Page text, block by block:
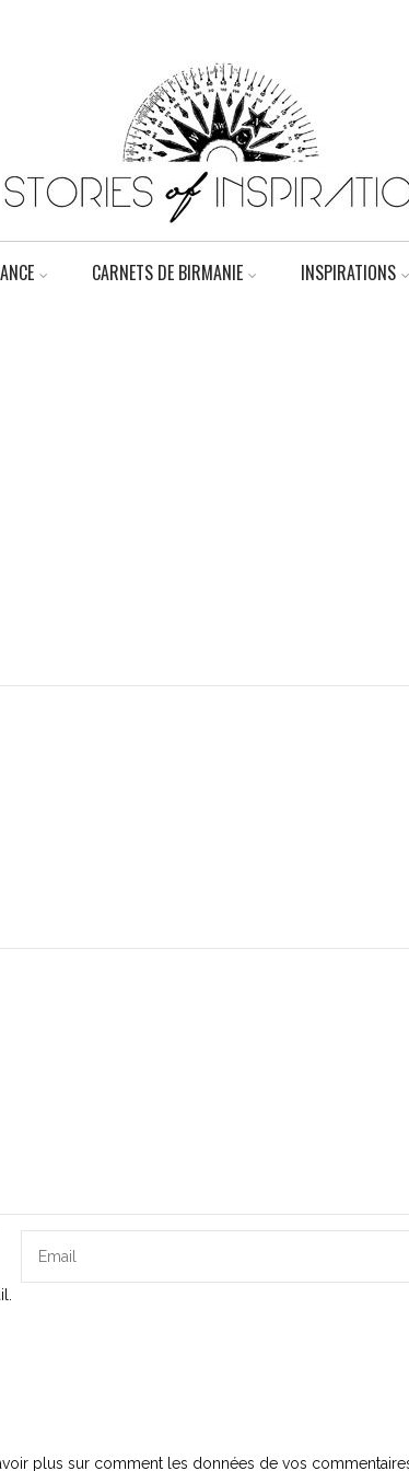
CARNETS DE BIRMANIE INSPIRATIONS
plus sur comment les données de vos